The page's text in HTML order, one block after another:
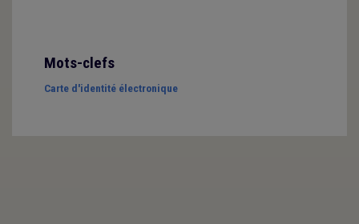
Mots-clefs
Carte d'identité électronique